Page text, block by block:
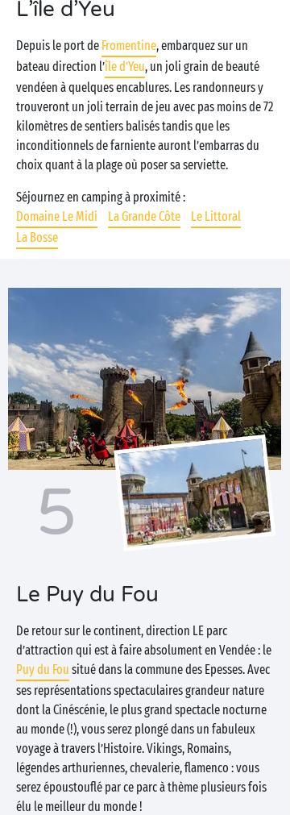
L’île d’Yeu
Depuis le port de Fromentine, embarquez sur un
bateau direction l’île d’Yeu, un joli grain de beauté
vendéen à quelques encablures. Les randonneurs y
trouveront un joli terrain de jeu avec pas moins de 72
kilomètres de sentiers balisés tandis que les
inconditionnels de farniente auront l’embarras du
choix quant à la plage où poser sa serviette.
Séjournez en camping à proximité :
Domaine Le Midi
La Grande Côte
Le Littoral
La Bosse
5
Le Puy du Fou
De retour sur le continent, direction LE parc
d’attraction qui est à faire absolument en Vendée : le
Puy du Fou situé dans la commune des Epesses. Avec
ses représentations spectaculaires grandeur nature
dont la Cinéscénie, le plus grand spectacle nocturne
au monde (!), vous serez plongé dans un fabuleux
voyage à travers l’Histoire. Vikings, Romains,
légendes arthuriennes, chevalerie, flamenco : vous
serez époustouflé par ce parc à thème plusieurs fois
élu le meilleur du monde !